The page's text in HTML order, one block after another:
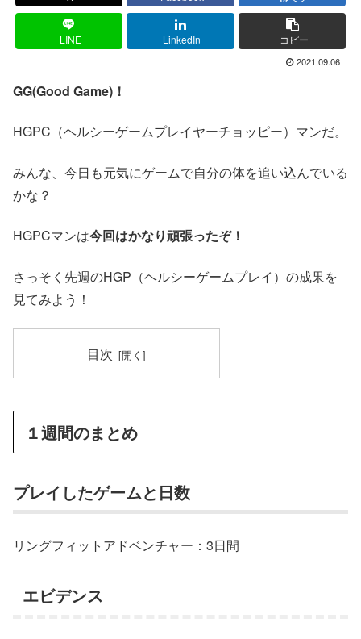
LINE LinkedIn コピー
2021.09.06
GG(Good Game)！
HGPC（ヘルシーゲームプレイヤーチョッピー）マンだ。
みんな、今日も元気にゲームで自分の体を追い込んでいる
かな？
HGPCマンは今回はかなり頑張ったぞ！
さっそく先週のHGP（ヘルシーゲームプレイ）の成果を
見てみよう！
目次
１週間のまとめ
プレイしたゲームと日数
リングフィットアドベンチャー：3日間
エビデンス